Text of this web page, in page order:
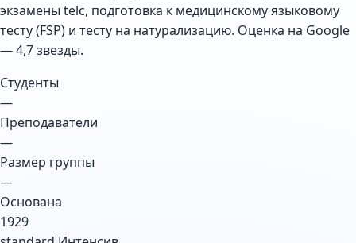
экзамены telc, подготовка к медицинскому языковому
тесту (FSP) и тесту на натурализацию. Оценка на Google
— 4,7 звезды.
Студенты
—
Преподаватели
—
Размер группы
—
Основана
1929